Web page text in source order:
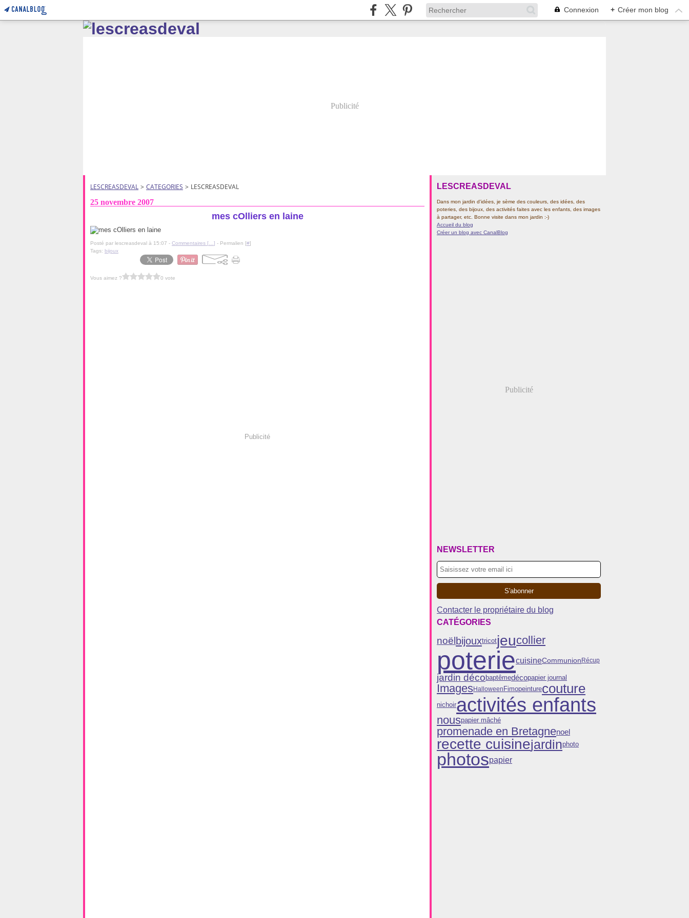
Connexion + Créer mon blog
Publicité
LESCREASDEVAL > CATEGORIES > LESCREASDEVAL
25 novembre 2007
mes cOlliers en laine
Posté par lescreasdeval à 15:07 - Commentaires [ ] - Permalien [#]
Tags: bijoux
Vous aimez ? 0 vote
Publicité
LESCREASDEVAL
Dans mon jardin d'idées, je sème des couleurs, des idées, des
poteries, des bijoux, des activités faites avec les enfants, des images
à partager, etc. Bonne visite dans mon jardin :-)
Accueil du blog
Créer un blog avec CanalBlog
Publicité
NEWSLETTER
Contacter le propriétaire du blog
CATÉGORIES
noëlbijouxtricotjeucollier
poteriecuisineCommunion Récup
jardin déco baptêmedécopapier journal
ImagesHalloween Fimopeinturecouture
nichoiractivités enfants
nouspapier mâché
promenade en Bretagnenoel
recette cuisinejardinphoto
photospapier